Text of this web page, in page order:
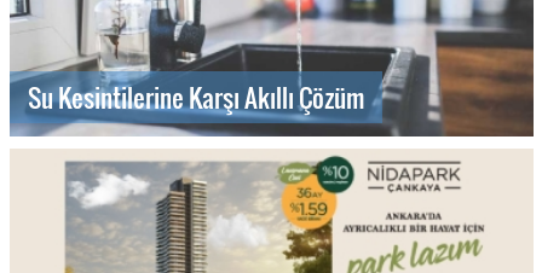
Su Kesintilerine Karşı Akıllı Çözüm